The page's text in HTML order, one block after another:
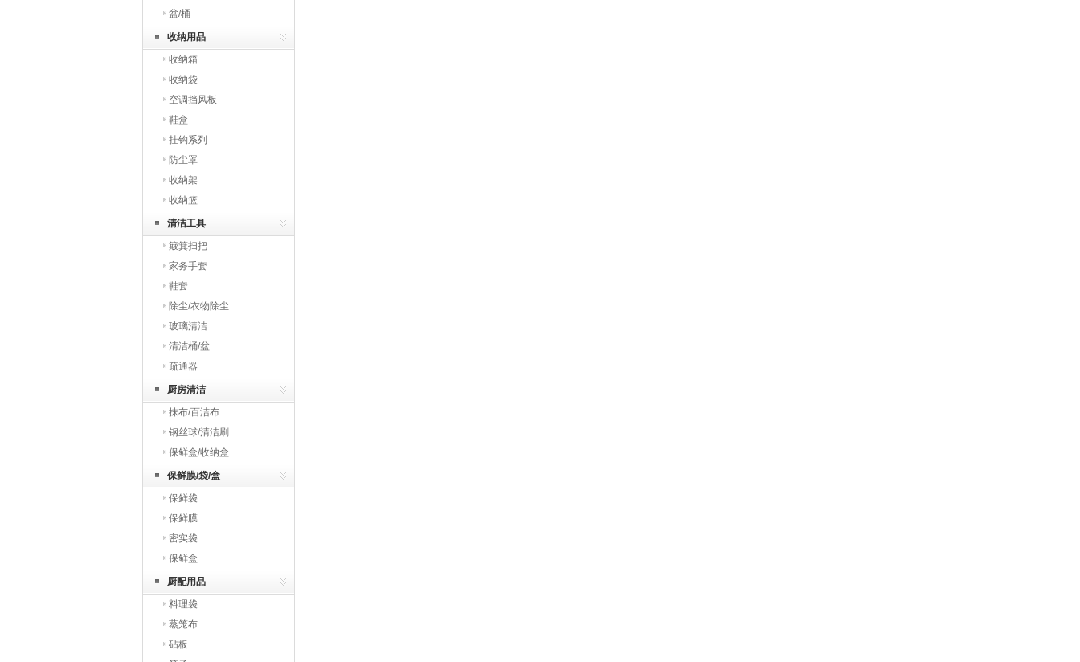
盆/桶
收纳用品
收纳箱
收纳袋
空调挡风板
鞋盒
挂钩系列
防尘罩
收纳架
收纳篮
清洁工具
簸箕扫把
家务手套
鞋套
除尘/衣物除尘
玻璃清洁
清洁桶/盆
疏通器
厨房清洁
抹布/百洁布
钢丝球/清洁刷
保鲜盒/收纳盒
保鲜膜/袋/盒
保鲜袋
保鲜膜
密实袋
保鲜盒
厨配用品
料理袋
蒸笼布
砧板